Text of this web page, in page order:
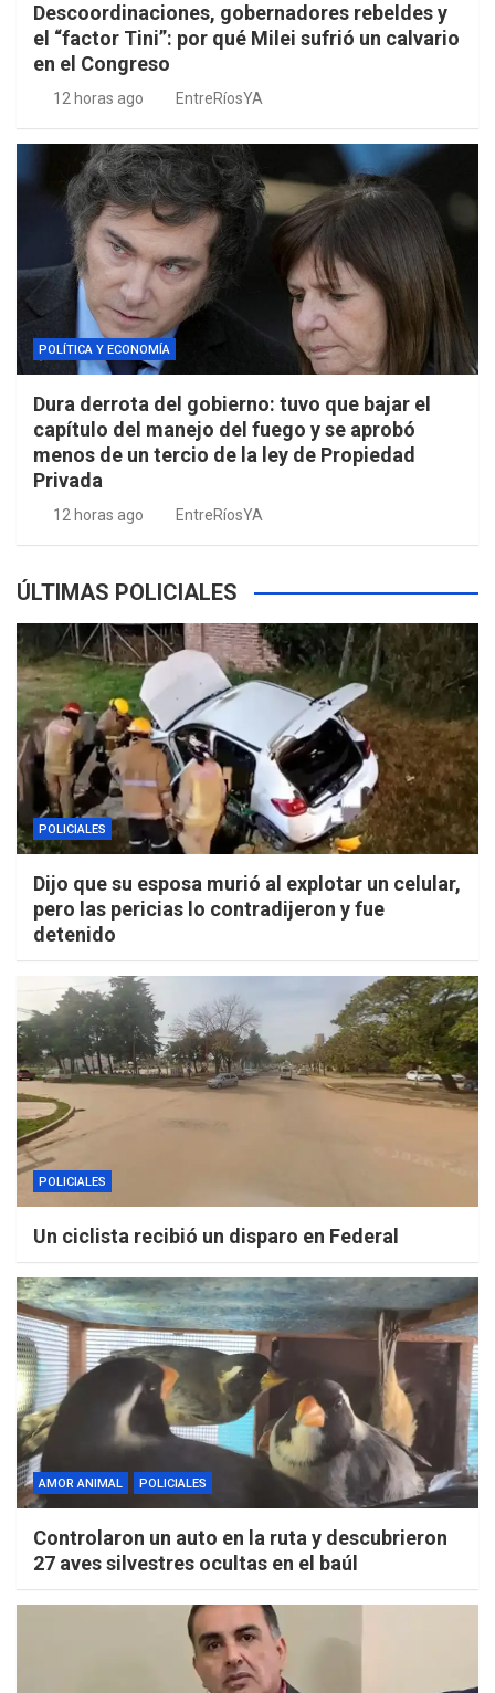
Descoordinaciones, gobernadores rebeldes y
el “factor Tini”: por qué Milei sufrió un calvario
en el Congreso
12 horas ago EntreRíosYA
POLÍTICA Y ECONOMÍA
Dura derrota del gobierno: tuvo que bajar el
capítulo del manejo del fuego y se aprobó
menos de un tercio de la ley de Propiedad
Privada
12 horas ago EntreRíosYA
ÚLTIMAS POLICIALES
POLICIALES
Dijo que su esposa murió al explotar un celular,
pero las pericias lo contradijeron y fue
detenido
POLICIALES
Un ciclista recibió un disparo en Federal
AMOR ANIMAL POLICIALES
Controlaron un auto en la ruta y descubrieron
27 aves silvestres ocultas en el baúl